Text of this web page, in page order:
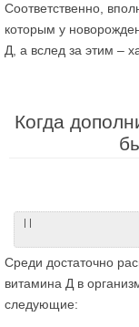
Соответственно,
которым у
Д, а вслед за этим –
Когда
| |
Среди достаточно
витамина Д в
следующие: